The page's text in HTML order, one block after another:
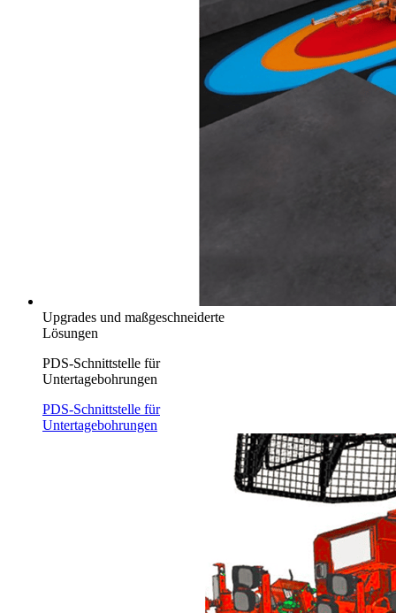
Upgrades und maßgeschneiderte
Lösungen
PDS-Schnittstelle für
Untertagebohrungen
PDS-Schnittstelle für
Untertagebohrungen